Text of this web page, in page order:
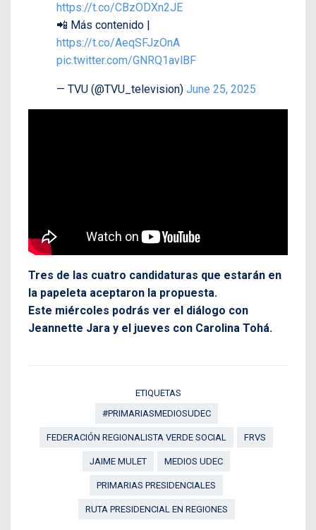
https://t.co/CBzODXn2JE
📲 Más contenido |
https://t.co/AeqSFJzOnA
pic.twitter.com/GNRQ1avlBF
— TVU (@TVU_television) June 25, 2025
Tres de las cuatro candidaturas que estarán en
la papeleta aceptaron la propuesta.
Este miércoles podrás ver el diálogo con
Jeannette Jara y el jueves con Carolina Tohá.
ETIQUETAS
#PRIMARIASMEDIOSUDEC
FEDERACIÓN REGIONALISTA VERDE SOCIAL FRVS
JAIME MULET MEDIOS UDEC
PRIMARIAS PRESIDENCIALES
RUTA PRESIDENCIAL EN REGIONES